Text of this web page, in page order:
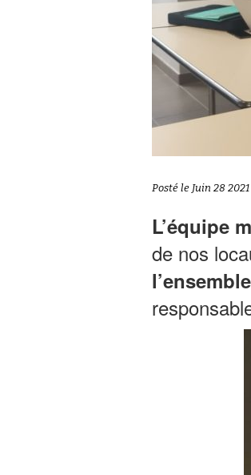
Posté le Juin 28 2021
L’équipe
de nos